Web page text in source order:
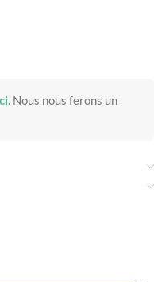
. Nous nous ferons un